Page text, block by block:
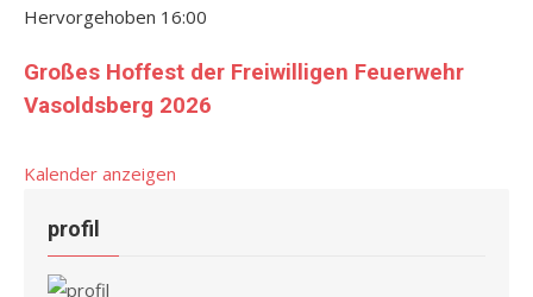
Hervorgehoben 16:00
Großes Hoffest der Freiwilligen Feuerwehr
Vasoldsberg 2026
Kalender anzeigen
profil